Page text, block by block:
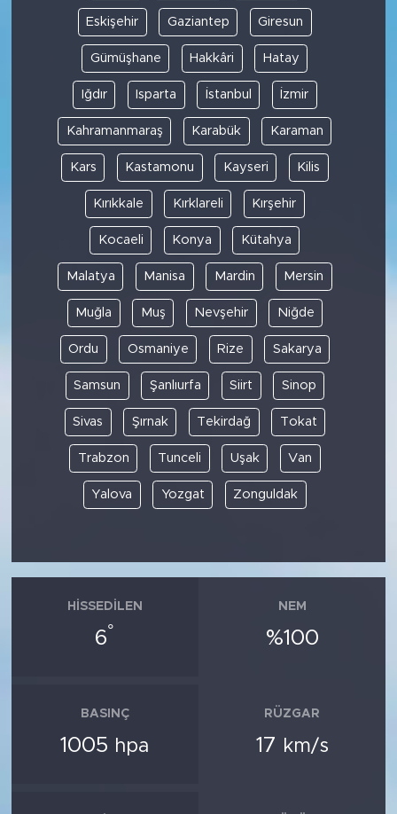
Eskişehir Gaziantep Giresun
Gümüşhane Hakkâri Hatay
Iğdır Isparta İstanbul İzmir
Kahramanmaraş Karabük Karaman
Kars Kastamonu Kayseri Kilis
Kırıkkale Kırklareli Kırşehir
Kocaeli Konya Kütahya
Malatya Manisa Mardin Mersin
Muğla Muş Nevşehir Niğde
Ordu Osmaniye Rize Sakarya
Samsun Şanlıurfa Siirt Sinop
Sivas Şırnak Tekirdağ Tokat
Trabzon Tunceli Uşak Van
Yalova Yozgat Zonguldak
HISSEDILEN
6°
NEM
%100
BASINÇ
1005 hpa
RÜZGAR
17 km/s